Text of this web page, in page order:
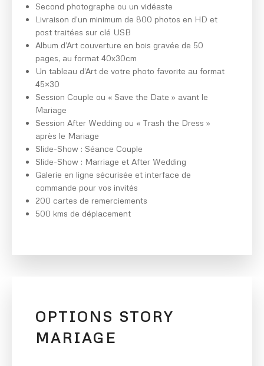
Second photographe ou un vidéaste
Livraison d’un minimum de 800 photos en HD et
post traitées sur clé USB
Album d’Art couverture en bois gravée de 50
pages, au format 40x30cm
Un tableau d’Art de votre photo favorite au format
45×30
Session Couple ou « Save the Date » avant le
Mariage
Session After Wedding ou « Trash the Dress »
après le Mariage
Slide-Show : Séance Couple
Slide-Show : Marriage et After Wedding
Galerie en ligne sécurisée et interface de
commande pour vos invités
200 cartes de remerciements
500 kms de déplacement
OPTIONS STORY
MARIAGE